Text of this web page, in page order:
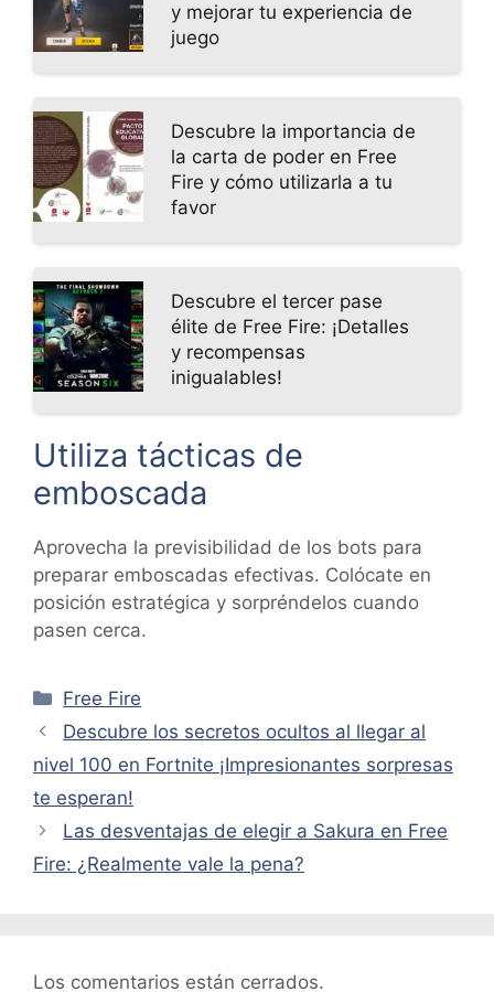
y mejorar tu experiencia de
juego
Descubre la importancia de
la carta de poder en Free
Fire y cómo utilizarla a tu
favor
Descubre el tercer pase
élite de Free Fire: ¡Detalles
y recompensas
inigualables!
Utiliza tácticas de
emboscada
Aprovecha la previsibilidad de los bots para
preparar emboscadas efectivas. Colócate en
posición estratégica y sorpréndelos cuando
pasen cerca.
Categorías
Free Fire
Descubre los secretos ocultos al llegar al
nivel 100 en Fortnite ¡Impresionantes sorpresas
te esperan!
Las desventajas de elegir a Sakura en Free
Fire: ¿Realmente vale la pena?
Los comentarios están cerrados.